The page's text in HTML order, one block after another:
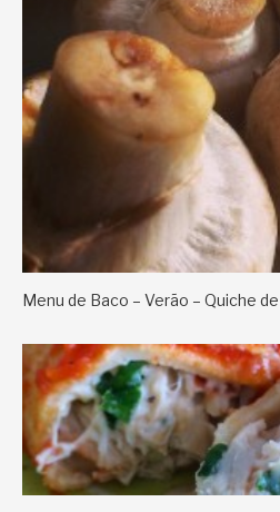
Menu de Baco – Verão – Quiche